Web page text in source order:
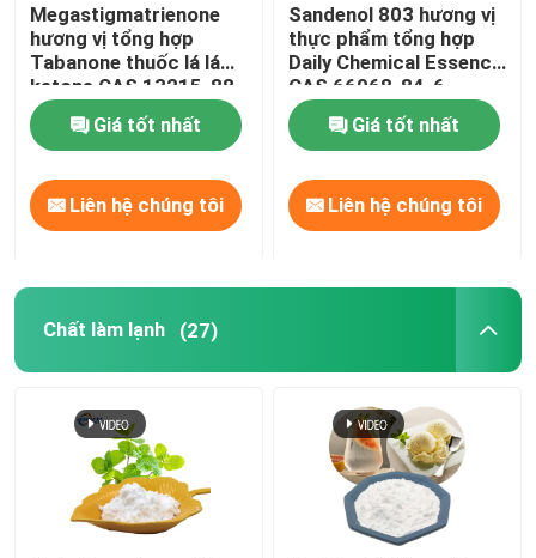
Megastigmatrienone
hương vị tổng hợp
Tabanone thuốc lá lá
ketone CAS 13215-88-
8 Hóa chất hàng ngày
Giá tốt nhất
Liên hệ chúng tôi
Sandenol 803 hương vị
thực phẩm tổng hợp
Daily Chemical Essence
CAS 66068-84-6
Giá tốt nhất
Liên hệ chúng tôi
Chất làm lạnh (27)